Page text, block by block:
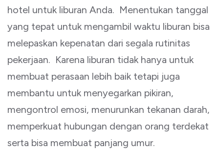
hotel untuk liburan Anda. Menentukan tanggal
yang tepat untuk mengambil waktu liburan bisa
melepaskan kepenatan dari segala rutinitas
pekerjaan. Karena liburan tidak hanya untuk
membuat perasaan lebih baik tetapi juga
membantu untuk menyegarkan pikiran,
mengontrol emosi, menurunkan tekanan darah,
memperkuat hubungan dengan orang terdekat
serta bisa membuat panjang umur.